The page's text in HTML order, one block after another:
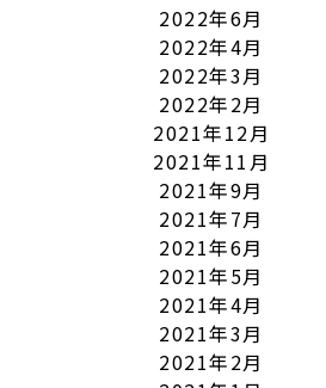
2022年6月
2022年4月
2022年3月
2022年2月
2021年12月
2021年11月
2021年9月
2021年7月
2021年6月
2021年5月
2021年4月
2021年3月
2021年2月